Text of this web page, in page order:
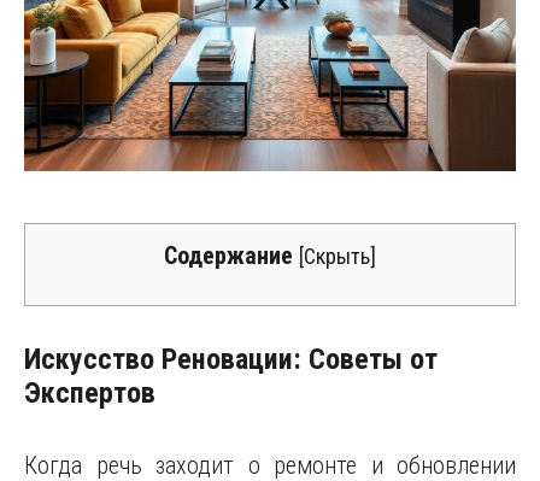
Содержание [Скрыть]
Искусство Реновации: Советы от
Экспертов
Когда речь заходит о ремонте и обновлении